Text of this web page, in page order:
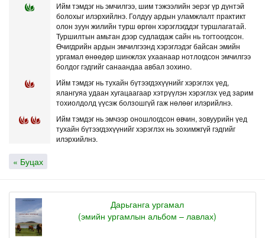
Ийм тэмдэг нь эмчилгээ, шим тэжээлийн эерэг үр дүнтэй
болохыг илэрхийлнэ. Голдуу ардын уламжлалт практикт
олон зуун жилийн турш өргөн хэрэглэгддэг туршлагатай.
Туршилтын амьтан дээр судлагдаж сайн нь тогтоогдсон.
Өчигдрийн ардын эмчилгээнд хэрэглэдэг байсан эмийн
ургамал өнөөдөр шинжлэх ухаанаар нотлогдсон эмчилгээ
болдог гэдгийг санаандаа авбал зохино.
Ийм тэмдэг нь тухайн бүтээгдэхүүнийг хэрэглэх үед,
ялангуяа удаан хугацаагаар хэтрүүлэн хэрэглэх үед зарим
тохиолдолд үүсэж болзошгүй гаж нөлөөг илэрийлнэ.
Ийм тэмдэг нь эмчээр оношлогдсон өвчин, зовуурийн үед
тухайн бүтээгдэхүүнийг хэрэглэх нь зохимжгүй гэдгийг
илэрхийлнэ.
« Буцах
Дарьганга ургамал
(эмийн ургамлын альбом – лавлах)